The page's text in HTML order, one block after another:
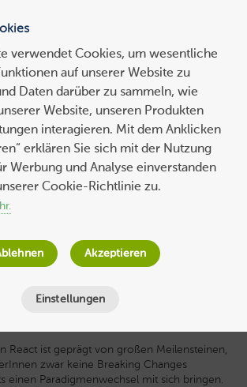
Next.js bauen – Teil 1: Eine
den neuen App Router
am13. Februar 2024
React ist geprägt von großen Meilensteinen,
zwar keine Breaking Changes
einen Paradigmenwechsel mit sich bringen.
verwendet Cookies, um wesentliche
auf unserer Website zu
Daten darüber zu sammeln, wie
Website, unseren Produkten
interagieren. Mit dem Anklicken
erklären Sie sich mit der Nutzung
Werbung und Analyse einverstanden
Cookie-Richtlinie zu.
Einstellungen
Akzeptieren